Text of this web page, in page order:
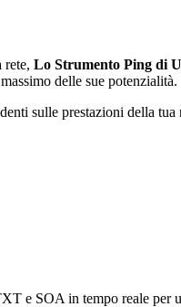
rete, Lo Strumento Ping di
delle sue potenzialità.
sulle prestazioni della tua
e SOA in tempo reale per